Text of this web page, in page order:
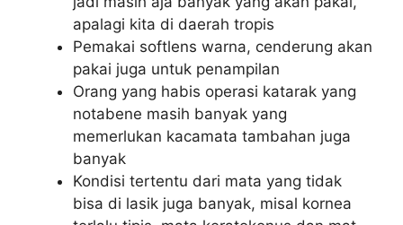
apalagi kita di daerah tropis
Pemakai softlens warna, cenderung akan
pakai juga untuk penampilan
Orang yang habis operasi katarak yang
notabene masih banyak yang
memerlukan kacamata tambahan juga
banyak
Kondisi tertentu dari mata yang tidak
bisa di lasik juga banyak, misal kornea